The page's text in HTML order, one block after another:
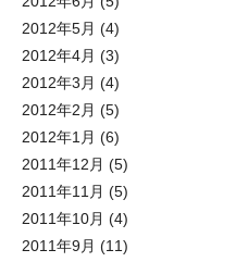
2012年5月 (4)
2012年4月 (3)
2012年3月 (4)
2012年2月 (5)
2012年1月 (6)
2011年12月 (5)
2011年11月 (5)
2011年10月 (4)
2011年9月 (11)